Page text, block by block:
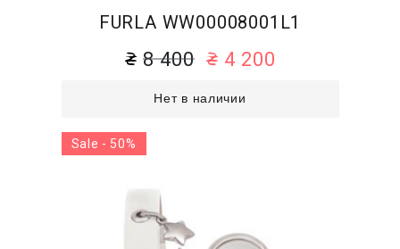
FURLA WW00008001L1
8 400 4 200
Нет в наличии
Sale - 50%